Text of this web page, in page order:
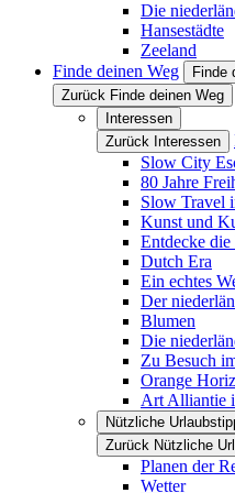
Die
Hansestädte
Zeeland
Finde deinen Weg
Finde
Zurück Finde deinen Weg
Interessen
Zurück Interessen
Slow City
80 Jahre
Slow Travel
Kunst und
Entdecke
Dutch Era
Ein echtes
Der
Blumen
Die
Zu Besuch
Orange
Art Alliantie
Nützliche
Zurück Nützliche
Planen der
Wetter